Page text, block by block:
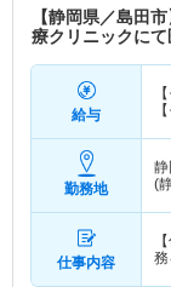
【静岡県／島田
療クリニックにて
給与
勤務地
(
仕事内容
務